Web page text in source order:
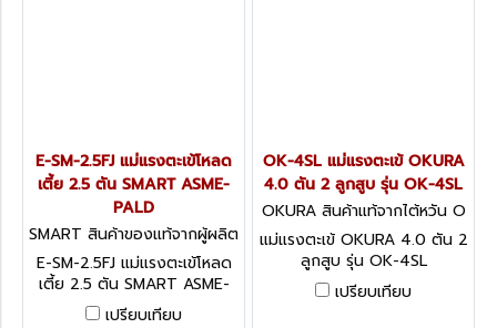
E-SM-2.5FJ แม่แรงตะเข้โหลด
เตี้ย 2.5 ตัน SMART ASME-
PALD
SMART สินค้าของแท้จากผู้ผลิต
E-SM-2.5FJ
E-SM-2.5FJ แม่แรงตะเข้โหลด
เตี้ย 2.5 ตัน SMART ASME-
PALD
เปรียบเทียบ
OK-4SL แม่แรงตะเข้ OKURA
4.0 ตัน 2 ลูกสูบ รุ่น OK-4SL
OKURA สินค้าแท้จากไต้หวัน O
K-4SL
แม่แรงตะเข้ OKURA 4.0 ตัน 2
ลูกสูบ รุ่น OK-4SL
เปรียบเทียบ